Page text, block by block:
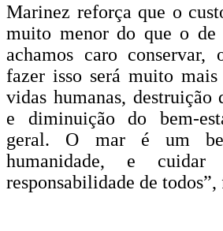
Marinez reforça que o
muito menor do que o de
achamos caro conservar,
fazer isso será muito
vidas humanas, destruição
e diminuição do bem-
geral. O mar é um
humanidade, e
responsabilidade de